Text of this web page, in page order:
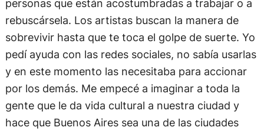
personas que están acostumbradas a trabajar o a
rebuscársela. Los artistas buscan la manera de
sobrevivir hasta que te toca el golpe de suerte. Yo
pedí ayuda con las redes sociales, no sabía usarlas
y en este momento las necesitaba para accionar
por los demás. Me empecé a imaginar a toda la
gente que le da vida cultural a nuestra ciudad y
hace que Buenos Aires sea una de las ciudades